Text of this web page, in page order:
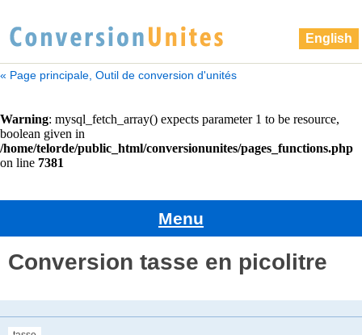
English
« Page principale, Outil de conversion d'unités
Menu
Conversion tasse en picolitre